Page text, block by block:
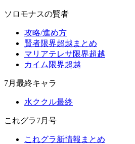
ソロモナスの賢者
攻略/進め方
賢者限界超越まとめ
マリアテレサ限界超越
カイム限界超越
7月最終キャラ
水ククル最終
これグラ7月号
これグラ新情報まとめ